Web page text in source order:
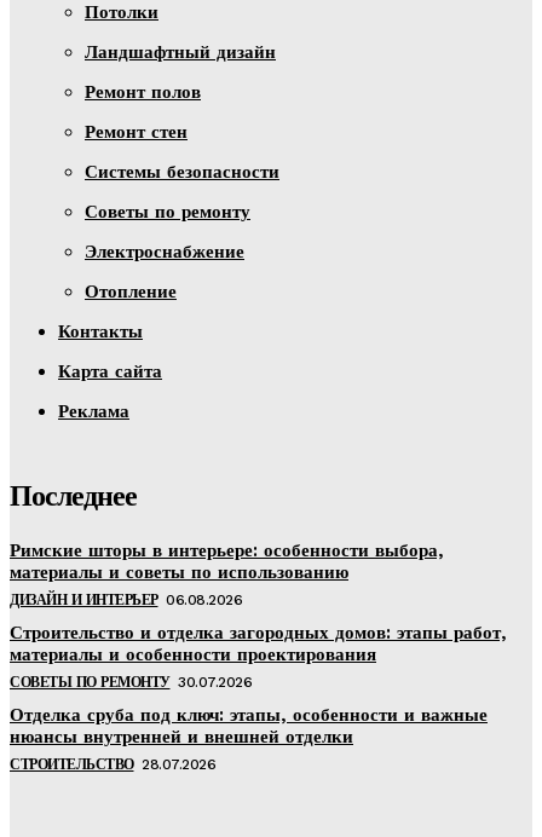
Потолки
Ландшафтный дизайн
Ремонт полов
Ремонт стен
Системы безопасности
Советы по ремонту
Электроснабжение
Отопление
Контакты
Карта сайта
Реклама
Последнее
Римские шторы в интерьере: особенности выбора,
материалы и советы по использованию
ДИЗАЙН И ИНТЕРЬЕР 06.08.2026
Строительство и отделка загородных домов: этапы работ,
материалы и особенности проектирования
СОВЕТЫ ПО РЕМОНТУ 30.07.2026
Отделка сруба под ключ: этапы, особенности и важные
нюансы внутренней и внешней отделки
СТРОИТЕЛЬСТВО 28.07.2026